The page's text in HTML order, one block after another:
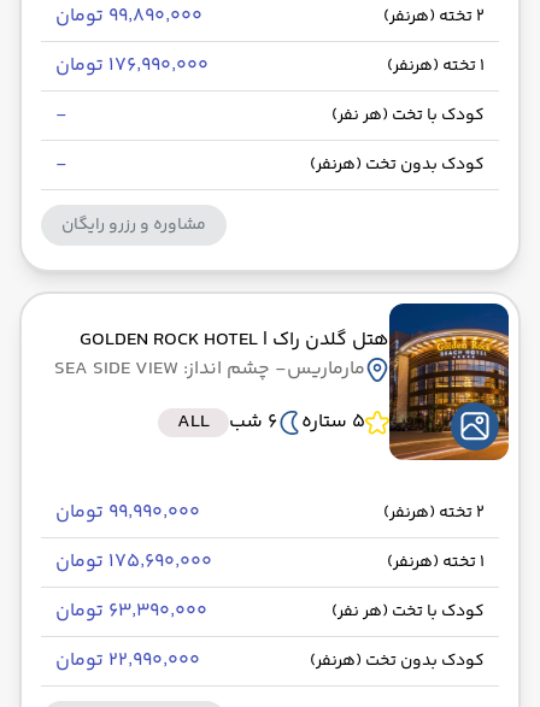
2 تخته (هرنفر) ۹۹٬۸۹۰٬۰۰۰ تومان
1 تخته (هرنفر) ۱۷۶٬۹۹۰٬۰۰۰ تومان
کودک با تخت (هر نفر) -
کودک بدون تخت (هرنفر) -
مشاوره و رزرو رایگان
هتل گلدن راک | GOLDEN ROCK HOTEL
مارماریس- چشم انداز: SEA SIDE VIEW
5 ستاره
6 شب ALL
2 تخته (هرنفر) ۹۹٬۹۹۰٬۰۰۰ تومان
1 تخته (هرنفر) ۱۷۵٬۶۹۰٬۰۰۰ تومان
کودک با تخت (هر نفر) ۶۳٬۳۹۰٬۰۰۰ تومان
کودک بدون تخت (هرنفر) ۲۲٬۹۹۰٬۰۰۰ تومان